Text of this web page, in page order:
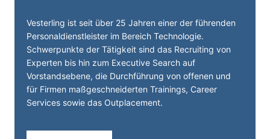
Vesterling ist seit über 25 Jahren einer der führenden
Personal­dienst­leister im Bereich Technologie.
Schwerpunkte der Tätigkeit sind das Recruiting von
Experten bis hin zum Executive Search auf
Vorstandsebene, die Durchführung von offenen und
für Firmen maßgeschneiderten Trainings, Career
Services sowie das Outplacement.